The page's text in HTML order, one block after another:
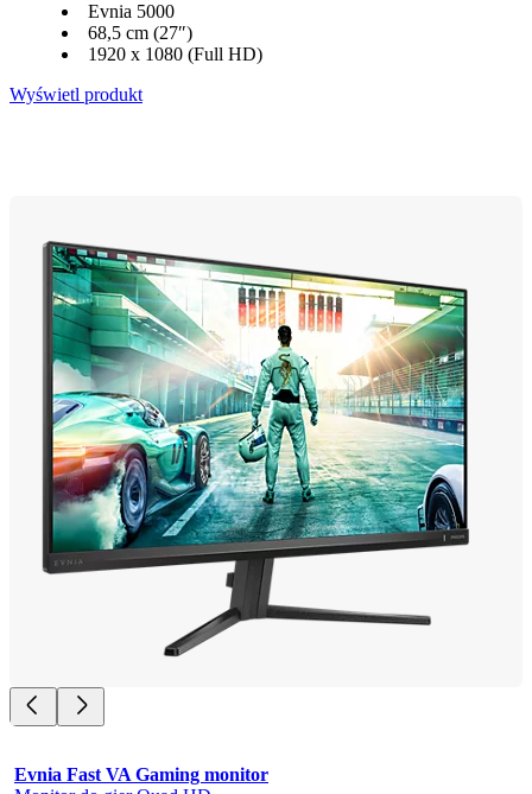
Evnia 5000
68,5 cm (27″)
1920 x 1080 (Full HD)
Wyświetl produkt
Evnia Fast VA Gaming monitor